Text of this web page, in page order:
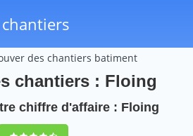
des chantiers batiment
chantiers : Floing
chiffre d'affaire : Floing